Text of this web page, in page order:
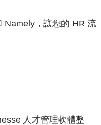
Namely，讓您的 HR 流
人才管理軟體整